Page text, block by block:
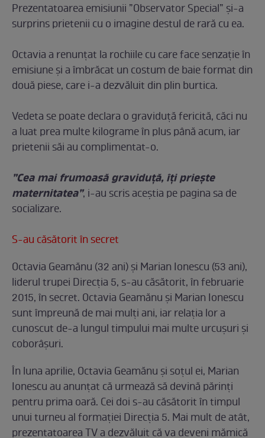
Prezentatoarea emisiunii ”Observator Special” și-a
surprins prietenii cu o imagine destul de rară cu ea.
Octavia a renunțat la rochiile cu care face senzație în
emisiune și a îmbrăcat un costum de baie format din
două piese, care i-a dezvăluit din plin burtica.
Vedeta se poate declara o graviduță fericită, căci nu
a luat prea multe kilograme în plus până acum, iar
prietenii săi au complimentat-o.
”Cea mai frumoasă graviduță, îți priește
maternitatea”, i-au scris aceștia pe pagina sa de
socializare.
S-au căsătorit în secret
Octavia Geamănu (32 ani) şi Marian Ionescu (53 ani),
liderul trupei Direcţia 5, s-au căsătorit, în februarie
2015, în secret. Octavia Geamănu şi Marian Ionescu
sunt împreună de mai mulţi ani, iar relaţia lor a
cunoscut de-a lungul timpului mai multe urcuşuri şi
coborâşuri.
În luna aprilie, Octavia Geamănu şi soţul ei, Marian
Ionescu au anunţat că urmează să devină părinţi
pentru prima oară. Cei doi s-au căsătorit în timpul
unui turneu al formației Direcția 5. Mai mult de atât,
prezentatoarea TV a dezvăluit că va deveni mămică